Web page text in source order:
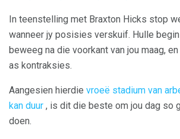
In teenstelling met Braxton Hicks stop
wanneer jy posisies verskuif. Hulle
beweeg na die voorkant van jou maag,
as kontraksies.
Aangesien hierdie vroeë stadium van
kan duur , is dit die beste om jou dag so
doen.